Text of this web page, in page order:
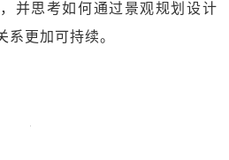
并思考如何通过景观规划设计
系更加可持续。